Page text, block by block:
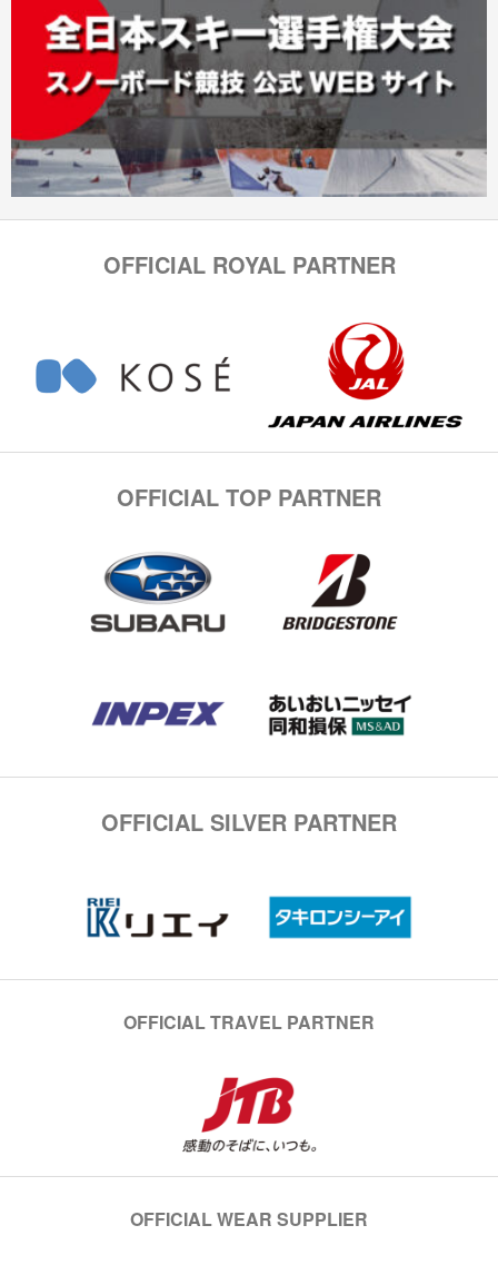
OFFICIAL ROYAL PARTNER
OFFICIAL TOP PARTNER
OFFICIAL SILVER PARTNER
OFFICIAL TRAVEL PARTNER
OFFICIAL WEAR SUPPLIER